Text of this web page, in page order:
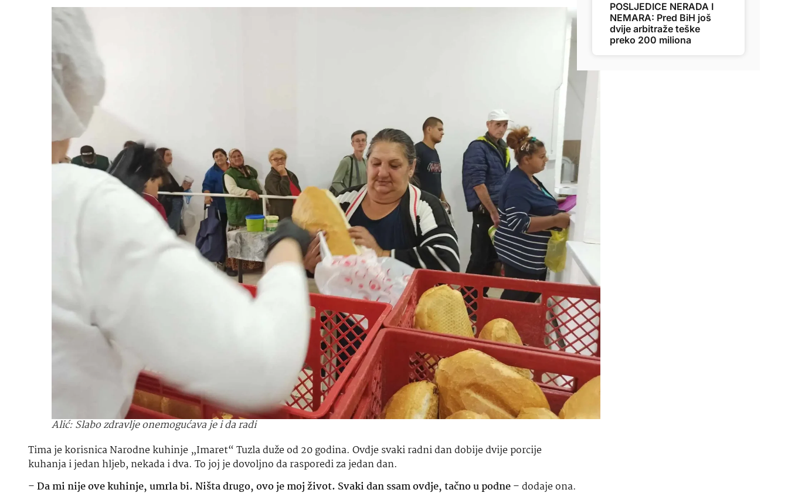
Alić: Slabo zdravlje onemogućava je i da radi
Tima je korisnica Narodne kuhinje „Imaret“ Tuzla duže od 20 godina. Ovdje svaki radni dan dobije dvije porcije
kuhanja i jedan hljeb, nekada i dva. To joj je dovoljno da rasporedi za jedan dan.
–Da mi nije ove kuhinje, umrla bi. Ništa drugo, ovo je moj život. Svaki dan ssam ovdje, tačno u podne– dodaje ona.
POSLJEDICE NERADA I
NEMARA: Pred BiH još
dvije arbitraže teške
preko 200 miliona